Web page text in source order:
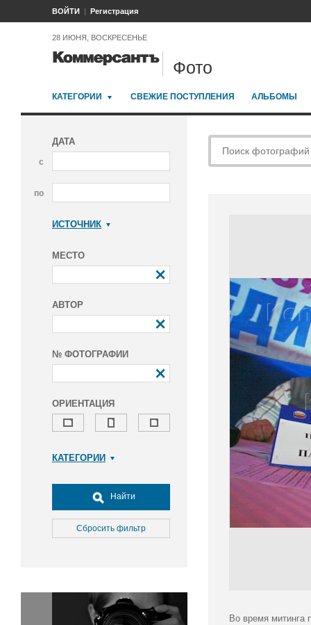
ВОЙТИ Регистрация
28 ИЮНЯ, ВОСКРЕСЕНЬЕ
Фото
КАТЕГОРИИ СВЕЖИЕ ПОСТУПЛЕНИЯ АЛЬБОМЫ
ДАТА
с
по
ИСТОЧНИК
МЕСТО
АВТОР
№ ФОТОГРАФИИ
ОРИЕНТАЦИЯ
КАТЕГОРИИ
Досуг, туризм и отдых
Культура
Медицина
Окружающая среда
Политика
Найти
Сбросить фильтр
Во время митинга